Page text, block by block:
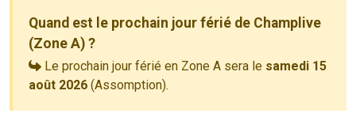
Quand est le prochain jour férié de Champlive
(Zone A) ?
Le prochain jour férié en Zone A sera le samedi 15
août 2026 (Assomption).